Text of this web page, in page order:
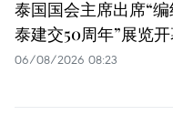
泰国国会主席出席“
泰建交50周年”展览
06/08/2026 08:23